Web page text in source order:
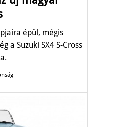
épül, mégis
a Suzuki SX4 S-Cross